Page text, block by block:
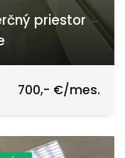
priestor
700,- €/mes.